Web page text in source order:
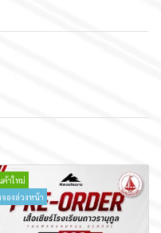
ค้าใหม่
จองล่วงหน้า